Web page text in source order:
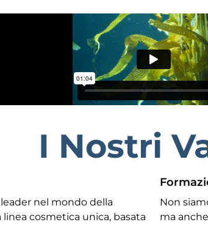
I Nostri
nel mondo della
cosmetica unica, basata
Non
ma